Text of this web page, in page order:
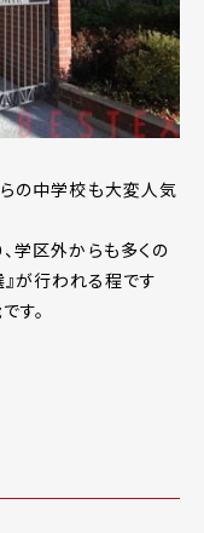
の中学校も大変人気
学区外からも多くの
が行われる程です
す。